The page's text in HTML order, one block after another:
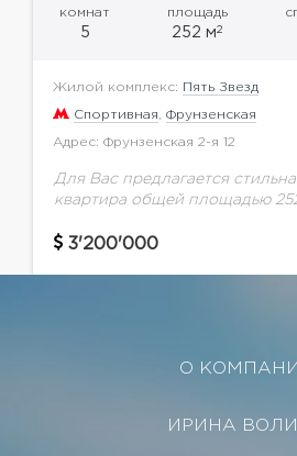
комнат
5
площадь
252 м2
Жилой комплекс: Пять Звезд
Спортивная, Фрунзенская
Адрес: Фрунзенская 2-я 12
Для Вас предлагается
квартира общей площадью
использованием дорогих
3'200'000
О
ИРИНА